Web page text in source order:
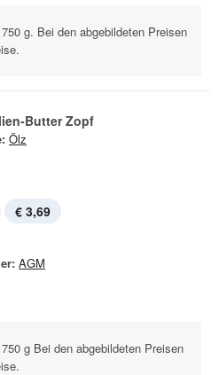
g. Bei den abgebildeten Preisen
Butter Zopf
Ölz
€ 3,69
AGM
g Bei den abgebildeten Preisen